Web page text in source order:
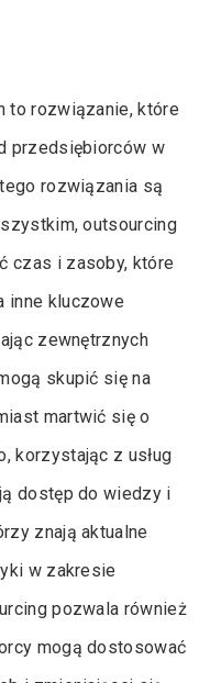
to rozwiązanie, które
przedsiębiorców w
rozwiązania są
outsourcing
czas i zasoby, które
inne kluczowe
zewnętrznych
skupić się na
martwić się o
korzystając z usług
dostęp do wiedzy i
znają aktualne
w zakresie
pozwala również
mogą dostosować